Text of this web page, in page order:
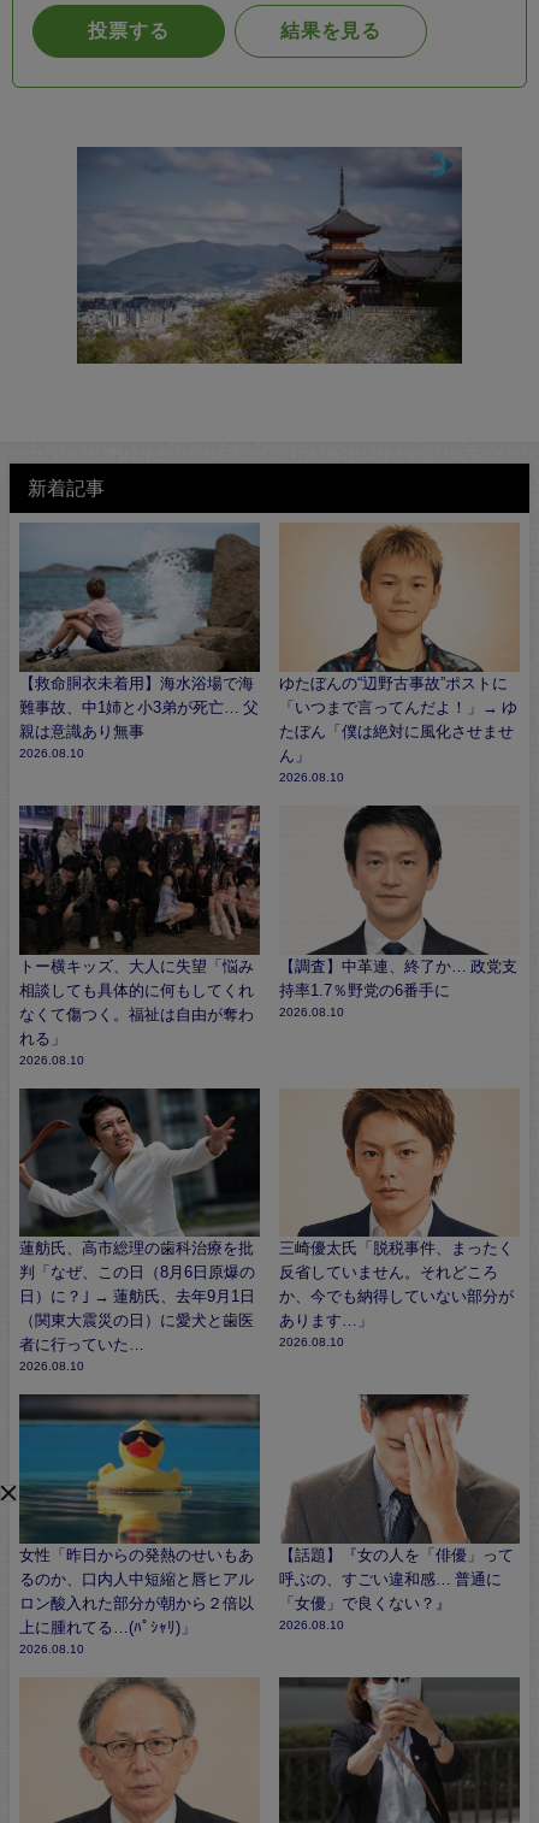
新着記事
【救命胴衣未着用】海水浴場で海
難事故、中1姉と小3弟が死亡… 父
親は意識あり無事
2026.08.10
ゆたぼんの“辺野古事故”ポストに
「いつまで言ってんだよ！」→ ゆ
たぼん「僕は絶対に風化させませ
ん」
2026.08.10
トー横キッズ、大人に失望「悩み
相談しても具体的に何もしてくれ
なくて傷つく。福祉は自由が奪わ
れる」
2026.08.10
【調査】中革連、終了か… 政党支
持率1.7％野党の6番手に
2026.08.10
蓮舫氏、高市総理の歯科治療を批
判「なぜ、この日（8月6日原爆の
日）に？｣ → 蓮舫氏、去年9月1日
（関東大震災の日）に愛犬と歯医
者に行っていた…
2026.08.10
三崎優太氏「脱税事件、まったく
反省していません。それどころ
か、今でも納得していない部分が
あります…」
2026.08.10
女性「昨日からの発熱のせいもあ
るのか、口内人中短縮と唇ヒアル
ロン酸入れた部分が朝から２倍以
上に腫れてる…(ﾊﾟｼｬﾘ)」
2026.08.10
【話題】『女の人を「俳優」って
呼ぶの、すごい違和感… 普通に
「女優」で良くない？』
2026.08.10